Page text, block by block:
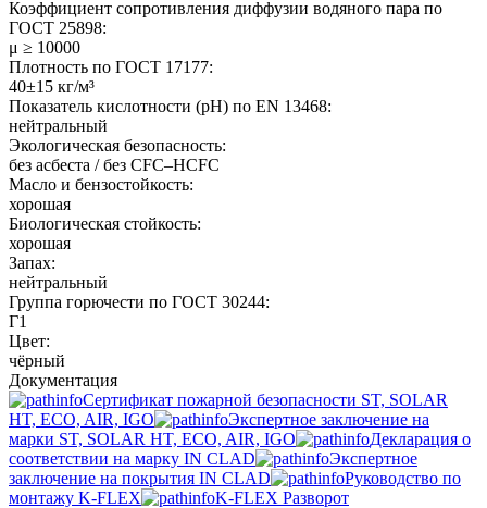
Коэффициент сопротивления диффузии водяного пара по
ГОСТ 25898:
μ ≥ 10000
Плотность по ГОСТ 17177:
40±15 кг/м³
Показатель кислотности (pH) по EN 13468:
нейтральный
Экологическая безопасность:
без асбеста / без CFC–HCFC
Масло и бензостойкость:
хорошая
Биологическая стойкость:
хорошая
Запах:
нейтральный
Группа горючести по ГОСТ 30244:
Г1
Цвет:
чёрный
Документация
Сертификат пожарной безопасности ST, SOLAR
HT, ECO, AIR, IGO
Экспертное заключение на
марки ST, SOLAR HT, ECO, AIR, IGO
Декларация о
соответствии на марку IN CLAD
Экспертное
заключение на покрытия IN CLAD
Руководство по
монтажу K-FLEX
K-FLEX Разворот